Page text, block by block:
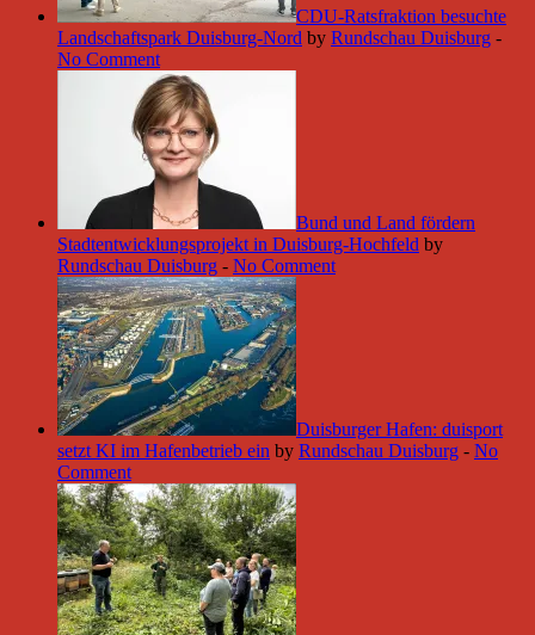
CDU-Ratsfraktion besuchte
Landschaftspark Duisburg-Nord by Rundschau Duisburg -
No Comment
Bund und Land fördern
Stadtentwicklungsprojekt in Duisburg-Hochfeld by
Rundschau Duisburg - No Comment
Duisburger Hafen: duisport
setzt KI im Hafenbetrieb ein by Rundschau Duisburg - No
Comment